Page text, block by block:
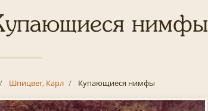
нимфы
Шпицвег, Карл Купающиеся нимфы